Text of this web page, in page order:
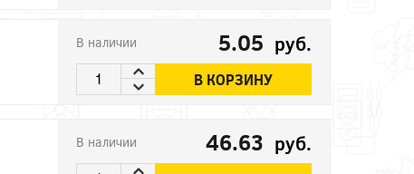
В наличии 5.05 руб.
В КОРЗИНУ
В наличии 46.63 руб.